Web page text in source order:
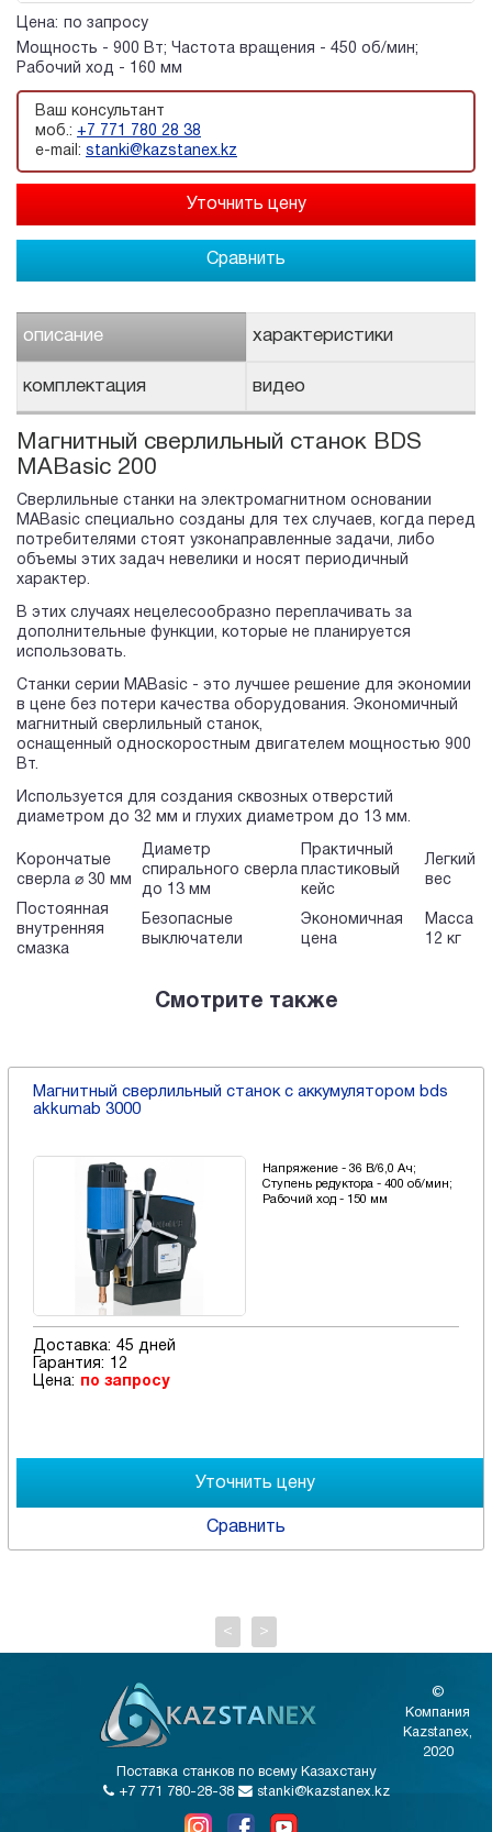
Цена:
по запросу
Мощность - 900 Вт; Частота вращения - 450 об/мин;
Рабочий ход - 160 мм
Ваш консультант
моб.: +7 771 780 28 38
e-mail: stanki@kazstanex.kz
Сравнить
описание характеристики
комплектация видео
Магнитный сверлильный станок BDS
MABasic 200
Сверлильные станки на электромагнитном основании
MABasic специально созданы для тех случаев, когда перед
потребителями стоят узконаправленные задачи, либо
объемы этих задач невелики и носят периодичный
характер.
В этих случаях нецелесообразно переплачивать за
дополнительные функции, которые не планируется
использовать.
Станки серии MABasic - это лучшее решение для экономии
в цене без потери качества оборудования. Экономичный
магнитный сверлильный станок,
оснащенный односкоростным двигателем мощностью 900
Вт.
Используется для создания сквозных отверстий
диаметром до 32 мм и глухих диаметром до 13 мм.
Корончатые
сверла ⌀ 30 мм
Диаметр
спирального сверла
до 13 мм
Практичный
пластиковый
кейс
Легкий
вес
Постоянная
внутренняя
смазка
Безопасные
выключатели
Экономичная
цена
Масса
12 кг
Смотрите также
Магнитный сверлильный станок с аккумулятором bds
akkumab 3000
Напряжение - 36 В/6,0 Ач;
Ступень редуктора - 400 об/мин;
Рабочий ход - 150 мм
Доставка: 45 дней
Гарантия:
12
Цена:
по запросу
Сравнить
< >
©
Компания
Kazstanex,
2020
Поставка станков по всему Казахстану
+7 771 780-28-38
stanki@kazstanex.kz